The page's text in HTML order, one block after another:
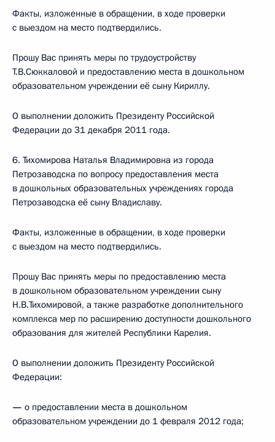
Факты, изложенные в обращении, в ходе проверки
с выездом на место подтвердились.
Прошу Вас принять меры по трудоустройству
Т.В.Сюккаловой и предоставлению места в дошкольном
образовательном учреждении её сыну Кириллу.
О выполнении доложить Президенту Российской
Федерации до 31 декабря 2011 года.
6. Тихомирова Наталья Владимировна из города
Петрозаводска по вопросу предоставления места
в дошкольных образовательных учреждениях города
Петрозаводска её сыну Владиславу.
Факты, изложенные в обращении, в ходе проверки
с выездом на место подтвердились.
Прошу Вас принять меры по предоставлению места
в дошкольном образовательном учреждении сыну
Н.В.Тихомировой, а также разработке дополнительного
комплекса мер по расширению доступности дошкольного
образования для жителей Республики Карелия.
О выполнении доложить Президенту Российской
Федерации:
— о предоставлении места в дошкольном
образовательном учреждении до 1 февраля 2012 года;